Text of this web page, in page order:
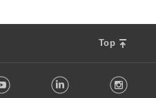
Top
Youtube LinkedIn